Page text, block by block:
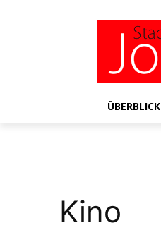
ÜBERBLICK
Kino